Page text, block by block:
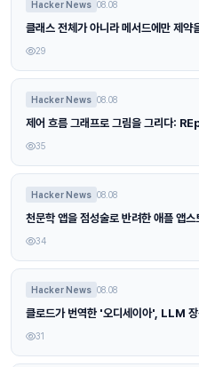
Hacker News 08.08
클래스 전체가 아니라 메서드에만 제
29
Hacker News 08.08
제어 흐름 그래프로 그림을 그리다:
35
Hacker News 08.08
천문학 앱을 점성술로 반려한 애플 앱스
34
Hacker News 08.08
클로드가 번역한 '오디세이아', LLM 장
31